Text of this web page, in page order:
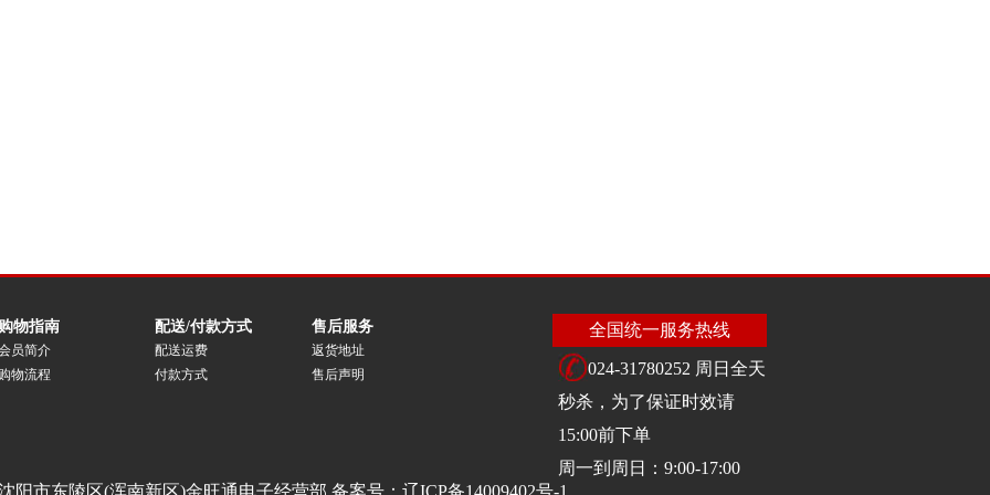
物指南
员简介
物流程
配送/付款方式
配送运费
付款方式
售后服务
返货地址
售后声明
全国统一服务热线
024-31780252 周日全天
秒杀，为了保证时效请
15:00前下单
周一到周日：9:00-17:00
阳市东陵区(浑南新区)金旺通电子经营部 备案号： 辽ICP备14009402号-1